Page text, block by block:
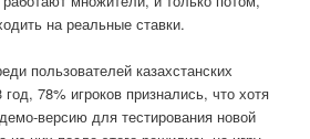
на реальные ставки.
пользователей казахстанских
78% игроков признались, что хотя
версию для тестирования новой